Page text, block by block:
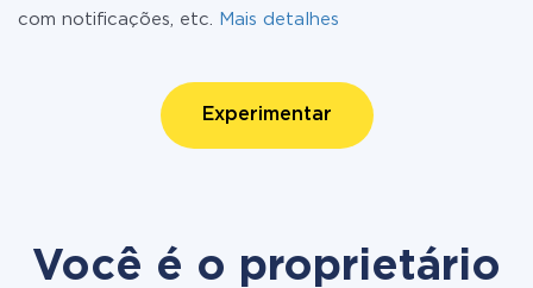
com notificações, etc.
Mais detalhes
Experimentar
Você é o proprietário